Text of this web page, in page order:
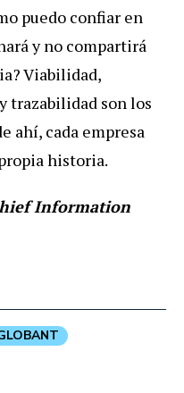
puedo confiar en
y no compartirá
Viabilidad,
trazabilidad son los
ahí, cada empresa
historia.
Information